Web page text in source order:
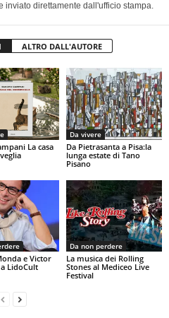
inviato direttamente dall'ufficio stampa.
ALTRO DALL'AUTORE
La casa
Da vivere
Da Pietrasanta a Pisa:la
lunga estate di Tano
Pisano
e Victor
LidoCult
Da non perdere
La musica dei Rolling
Stones al Mediceo Live
Festival